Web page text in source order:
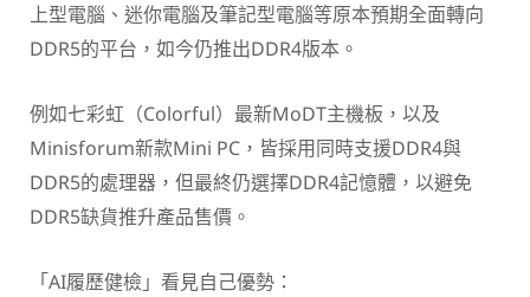
上型電腦、迷你電腦及筆記型電腦等原本預期全面轉向
DDR5的平台，如今仍推出DDR4版本。
例如七彩虹（Colorful）最新MoDT主機板，以及
Minisforum新款Mini PC，皆採用同時支援DDR4與
DDR5的處理器，但最終仍選擇DDR4記憶體，以避免
DDR5缺貨推升產品售價。
「AI履歷健檢」看見自己優勢：